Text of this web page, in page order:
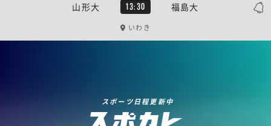
山形大 13:30 福島大
いわき
スポーツ日程更新中